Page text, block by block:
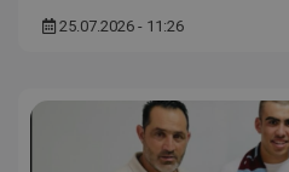
25.07.2026 - 11:26